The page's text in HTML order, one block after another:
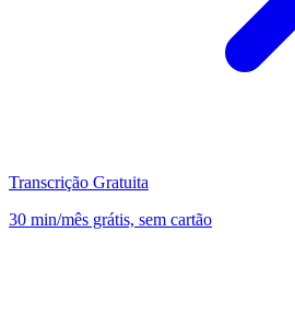
Transcrição Gratuita
30 min/mês grátis, sem cartão